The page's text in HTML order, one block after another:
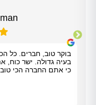
בוקר טוב, חברים. כל
בעיה גדולה. ישר כוח,
כי אתם החברה הכי